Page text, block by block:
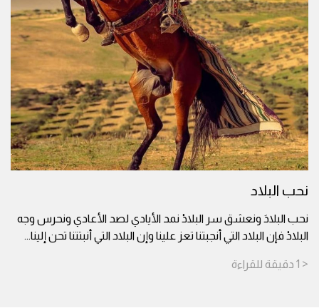
نحب البلاد
نحب البلادَ ونعشق سر البلادْ نمد الأيادي لصد الأعادي ونحرس وجه
البلادْ فإن البلاد التي أنجبتنا تعز علينا وإن البلاد التي أنبتتنا تحن إلينا...
< 1 دقيقة للقراءة